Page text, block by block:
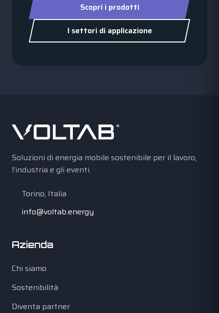
Scopri i prodotti
I settori di applicazione
Soluzioni di energia mobile sostenibile per il lavoro,
l'industria e gli eventi.
Torino, Italia
info@voltab.energy
Azienda
Chi siamo
Sostenibilità
Diventa partner